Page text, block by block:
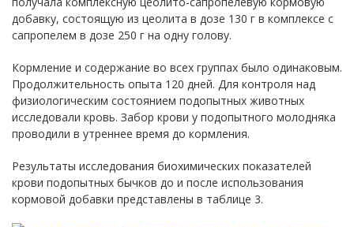
добавку, состоящую из цеолита в дозе 130 г в комплексе с
сапропелем в дозе 250 г на одну голову.
Кормление и содержание во всех группах было одинаковым.
Продолжительность опыта 120 дней. Для контроля над
физиологическим состоянием подопытных животных
исследовали кровь. Забор крови у подопытного молодняка
проводили в утреннее время до кормления.
Результаты исследования биохимических показателей
крови подопытных бычков до и после использования
кормовой добавки представлены в таблице 3.